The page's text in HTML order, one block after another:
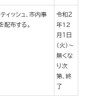
ィッシュ、市内事
布する。
令和２
年12
月１日
（火）～
無くな
り次
第、終
了